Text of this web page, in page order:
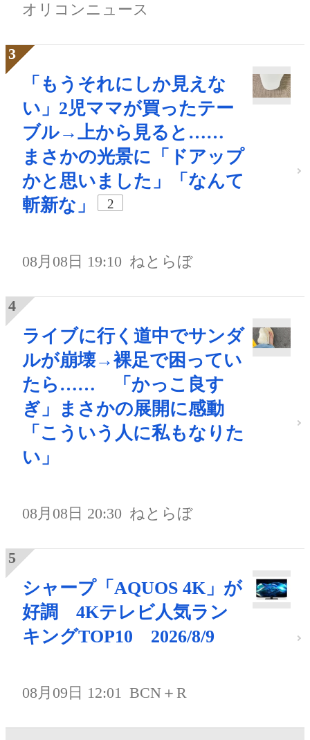
オリコンニュース
「もうそれにしか見えな
い」2児ママが買ったテー
ブル→上から見ると……
まさかの光景に「ドアップ
かと思いました」「なんて
斬新な」
2
08月08日 19:10 ねとらぼ
ライブに行く道中でサンダ
ルが崩壊→裸足で困ってい
たら…… 「かっこ良す
ぎ」まさかの展開に感動
「こういう人に私もなりた
い」
08月08日 20:30 ねとらぼ
シャープ「AQUOS 4K」が
好調 4Kテレビ人気ラン
キングTOP10 2026/8/9
08月09日 12:01 BCN＋R